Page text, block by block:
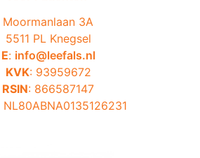
Moormanlaan 3A
5511 PL Knegsel
E: info@leefals.nl
KVK: 93959672
RSIN: 866587147
NL80ABNA0135126231